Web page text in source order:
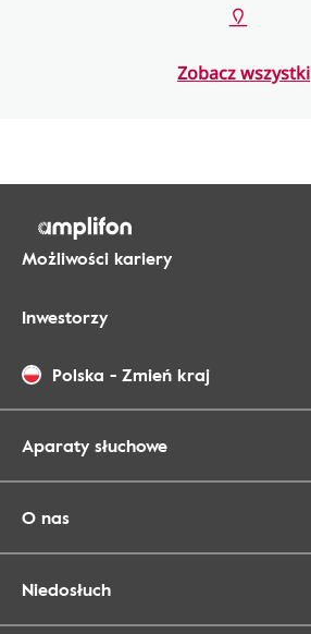
Zobacz wszystki
Możliwości kariery
Inwestorzy
Polska - Zmień kraj
Aparaty słuchowe
O nas
Niedosłuch